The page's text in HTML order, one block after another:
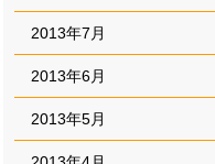
2013年7月
2013年6月
2013年5月